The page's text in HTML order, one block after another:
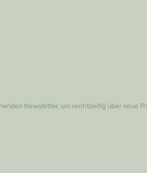
Newsletter, um rechtzeitig über neue